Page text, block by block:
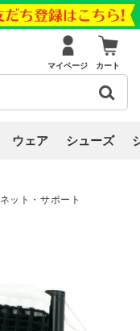
マイページ カート
ウェア シューズ
ネット・サポート